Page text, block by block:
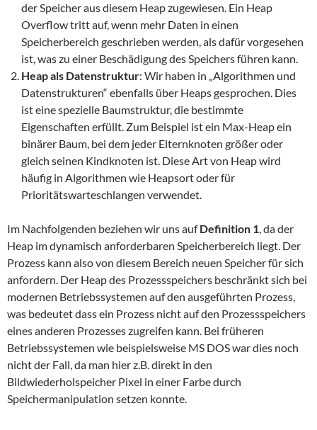
der Speicher aus diesem Heap zugewiesen. Ein Heap
Overflow tritt auf, wenn mehr Daten in einen
Speicherbereich geschrieben werden, als dafür vorgesehen
ist, was zu einer Beschädigung des Speichers führen kann.
Heap als Datenstruktur: Wir haben in „Algorithmen und
Datenstrukturen“ ebenfalls über Heaps gesprochen. Dies
ist eine spezielle Baumstruktur, die bestimmte
Eigenschaften erfüllt. Zum Beispiel ist ein Max-Heap ein
binärer Baum, bei dem jeder Elternknoten größer oder
gleich seinen Kindknoten ist. Diese Art von Heap wird
häufig in Algorithmen wie Heapsort oder für
Prioritätswarteschlangen verwendet.
Im Nachfolgenden beziehen wir uns aufDefinition 1, da der
Heap im dynamisch anforderbaren Speicherbereich liegt. Der
Prozess kann also von diesem Bereich neuen Speicher für sich
anfordern. Der Heap des Prozessspeichers beschränkt sich bei
modernen Betriebssystemen auf den ausgeführten Prozess,
was bedeutet dass ein Prozess nicht auf den Prozessspeichers
eines anderen Prozesses zugreifen kann. Bei früheren
Betriebssystemen wie beispielsweise MS DOS war dies noch
nicht der Fall, da man hier z.B. direkt in den
Bildwiederholspeicher Pixel in einer Farbe durch
Speichermanipulation setzen konnte.